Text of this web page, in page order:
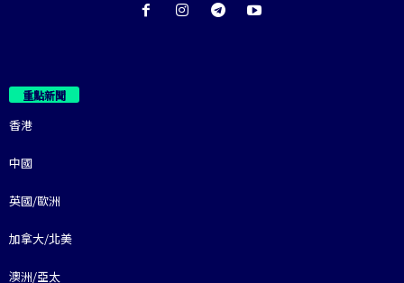
重點新聞
香港
中國
英國/歐洲
加拿大/北美
澳洲/亞太